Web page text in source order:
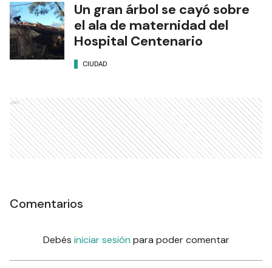
Un gran árbol se cayó sobre
el ala de maternidad del
Hospital Centenario
CIUDAD
Ads
Comentarios
Debés iniciar sesión para poder comentar